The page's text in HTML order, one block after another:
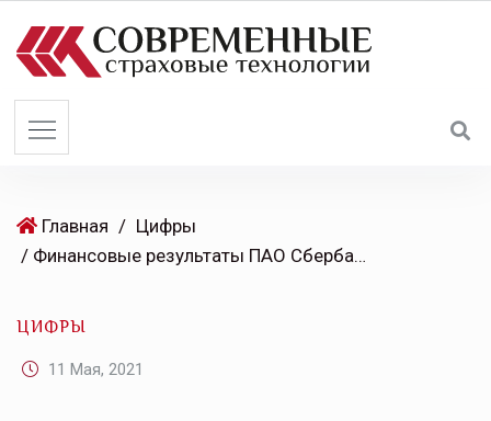
Главная / Цифры
/ Финансовые результаты ПАО Сбербанк по итогам 4 месяцев 2021 года по российским правилам бухгалтерского учета
ЦИФРЫ
11 Мая, 2021